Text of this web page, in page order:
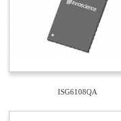
ISG6108QA